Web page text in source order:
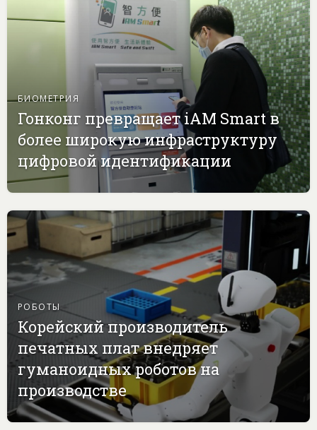
БИОМЕТРИЯ
Гонконг превращает iAM Smart в
более широкую инфраструктуру
цифровой идентификации
РОБОТЫ
Корейский производитель
печатных плат внедряет
гуманоидных роботов на
производстве